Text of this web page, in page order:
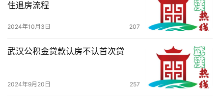
住退房流程
2024年10月3日 207
武汉公积金贷款认房不认首次贷
2024年9月20日 257